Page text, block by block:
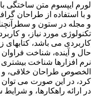
لورم ایپسوم متن ساختگی
و با استفاده از طراحان
و مجله در ستون و
تکنولوژی مورد نیاز، و
کاربردی می باشد،
حال و آینده، شناخت
نرم افزارها شناخت
الخصوص طراحان خلاقی، و
کرد، در این صورت می
در ارائه راهکارها، و